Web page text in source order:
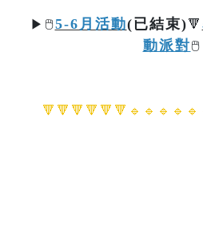
▶ 🖱️5-6月活動(已結束)🔻
動派對🖱️
🔻🔻🔻🔻🔻🔻🔹🔹 🔹🔹